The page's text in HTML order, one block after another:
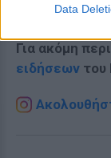
Data
και μάθετε
Για ακόμη
ειδήσεων του